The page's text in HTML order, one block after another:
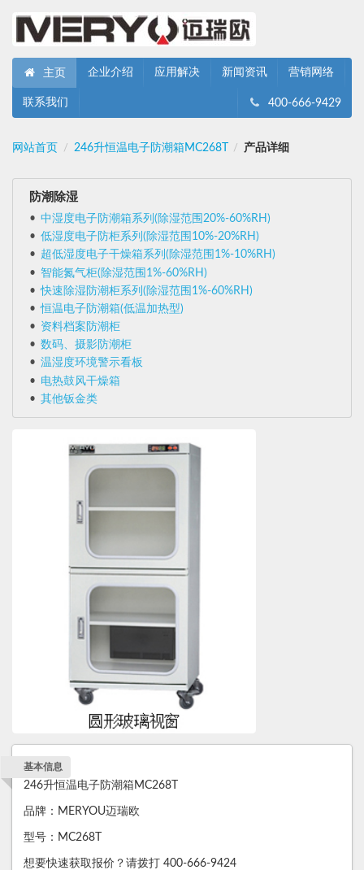
主页 企业介绍 应用解决 新闻资讯 营销网络
联系我们 400-666-9429
网站首页 / 246升恒温电子防潮箱MC268T / 产品详细
防潮除湿
中湿度电子防潮箱系列(除湿范围20%-60%RH)
低湿度电子防柜系列(除湿范围10%-20%RH)
超低湿度电子干燥箱系列(除湿范围1%-10%RH)
智能氮气柜(除湿范围1%-60%RH)
快速除湿防潮柜系列(除湿范围1%-60%RH)
恒温电子防潮箱(低温加热型)
资料档案防潮柜
数码、摄影防潮柜
温湿度环境警示看板
电热鼓风干燥箱
其他钣金类
基本信息
246升恒温电子防潮箱MC268T
品牌：MERYOU迈瑞欧
型号：MC268T
想要快速获取报价？请拨打 400-666-9424